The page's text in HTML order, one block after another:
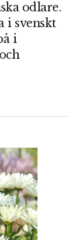
odlare.
i svenskt
i